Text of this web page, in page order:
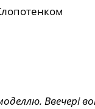
Ввечері